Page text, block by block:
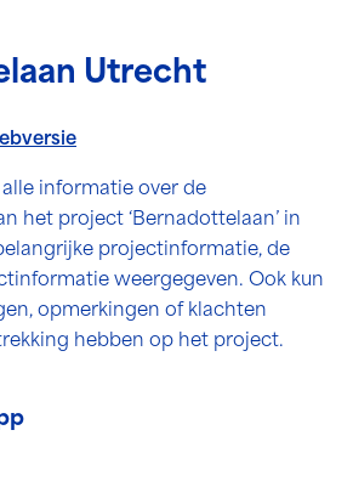
Utrecht
informatie over de
het project ‘Bernadottelaan’ in
projectinformatie, de
weergegeven. Ook kun
opmerkingen of klachten
hebben op het project.